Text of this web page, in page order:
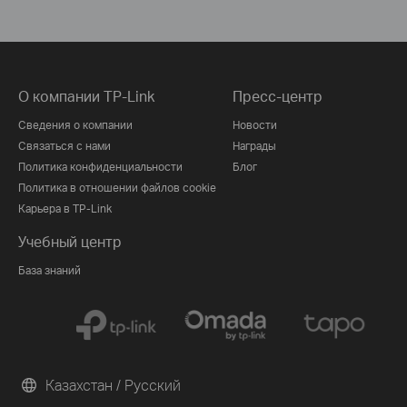
О компании TP-Link
Сведения о компании
Связаться с нами
Политика конфиденциальности
Политика в отношении файлов cookie
Карьера в TP-Link
Пресс-центр
Новости
Награды
Блог
Учебный центр
База знаний
Казахстан / Русский